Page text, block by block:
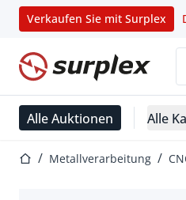
Verkaufen Sie mit Surplex
Startseite
Alle Auktionen Alle
StartseiteMetallverarbeitung